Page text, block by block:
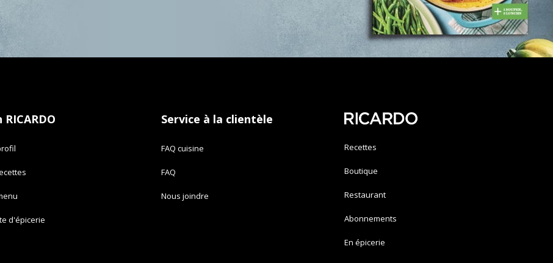
RICARDO
d'épicerie
Service à la clientèle
FAQ cuisine
FAQ
Nous joindre
Recettes
Boutique
Restaurant
Abonnements
En épicerie